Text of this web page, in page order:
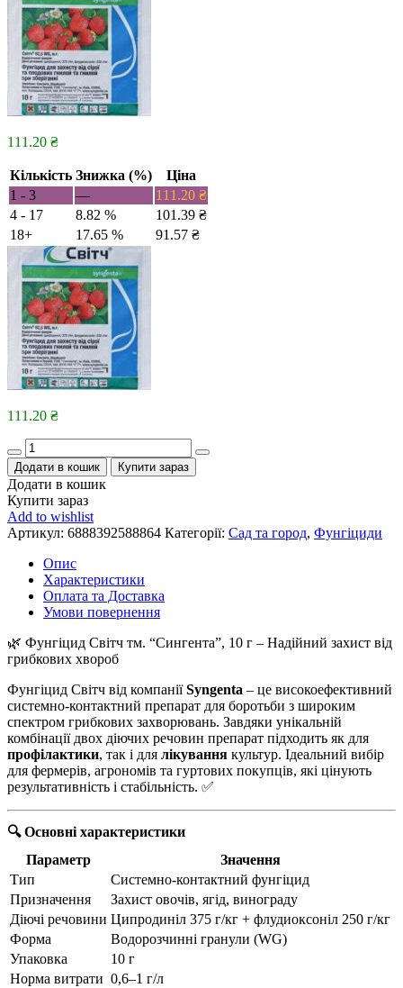
111.20 ₴
Кількість Знижка (%)
Ціна
1 - 3
— 111.20 ₴
4 - 17
8.82 % 101.39 ₴
18+
17.65 % 91.57 ₴
111.20 ₴
Quantity
Додати в кошик Купити зараз
Додати в кошик
Купити зараз
Add to wishlist
Артикул: 6888392588864 Категорії: Сад та город, Фунгіциди
Опис
Характеристики
Оплата та Доставка
Умови повернення
🌿 Фунгіцид Світч тм. “Сингента”, 10 г – Надійний захист від
грибкових хвороб
Фунгіцид Світч від компаніїSyngenta – це високоефективний
системно-контактний препарат для боротьби з широким
спектром грибкових захворювань. Завдяки унікальній
комбінації двох діючих речовин препарат підходить як для
профілактики, так і для лікування культур. Ідеальний вибір
для фермерів, агрономів та гуртових покупців, які цінують
результативність і стабільність. ✅
🔍 Основні характеристики
Параметр
Значення
Тип
Системно-контактний фунгіцид
Призначення
Захист овочів, ягід, винограду
Діючі речовини Ципродиніл 375 г/кг + флудиоксоніл 250 г/кг
Форма
Водорозчинні гранули (WG)
Упаковка
10 г
Норма витрати 0,6–1 г/л